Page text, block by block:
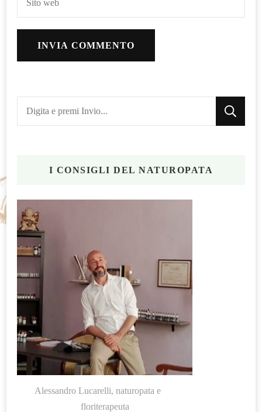
Cerchi
qualcosa?
I CONSIGLI DEL NATUROPATA
Alessandro Lucarelli, naturopata e
floriterapeuta